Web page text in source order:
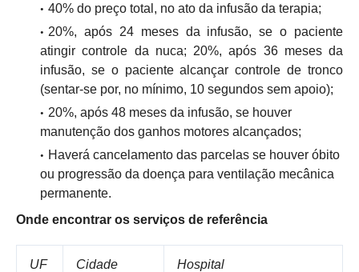
40% do preço total, no ato da infusão da terapia;
20%, após 24 meses da infusão, se o paciente
atingir controle da nuca; 20%, após 36 meses da
infusão, se o paciente alcançar controle de tronco
(sentar-se por, no mínimo, 10 segundos sem apoio);
20%, após 48 meses da infusão, se houver
manutenção dos ganhos motores alcançados;
Haverá cancelamento das parcelas se houver óbito
ou progressão da doença para ventilação mecânica
permanente.
Onde encontrar os serviços de referência
UF Cidade Hospital